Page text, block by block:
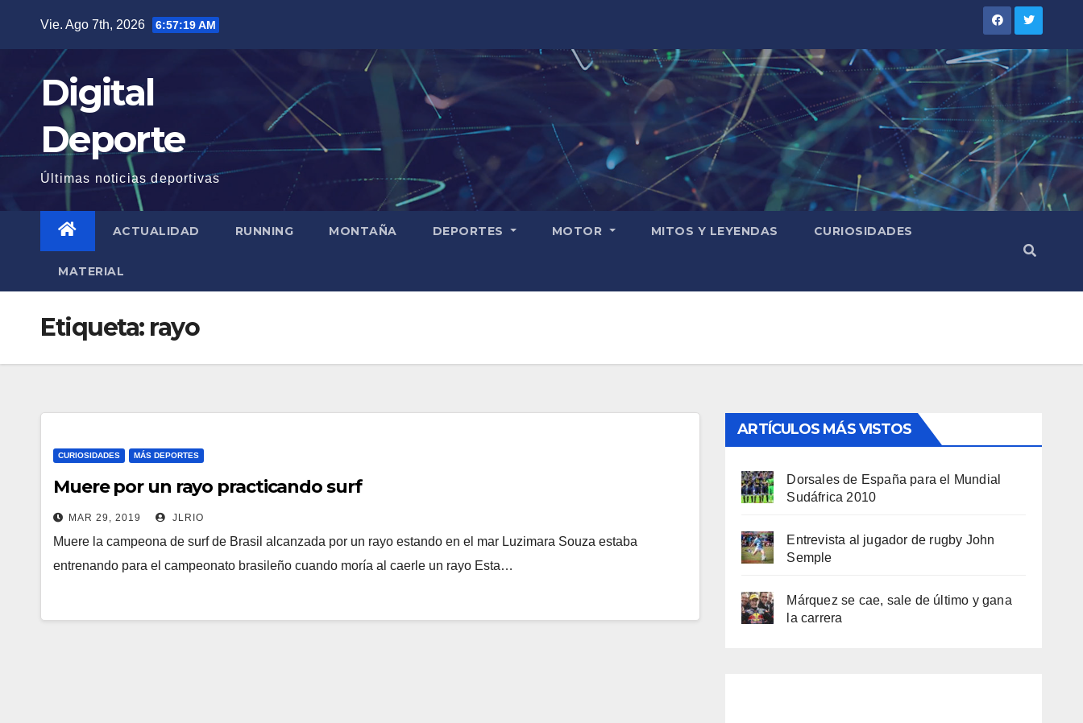
contenido
Vie. Ago 7th, 2026 6:57:19 AM
Digital
Deporte
Últimas noticias deportivas
ACTUALIDAD RUNNING MONTAÑA DEPORTES MOTOR MITOS Y LEYENDAS CURIOSIDADES
MATERIAL
Etiqueta: rayo
CURIOSIDADES MÁS DEPORTES
Muere por un rayo practicando surf
MAR 29, 2019 JLRIO
Muere la campeona de surf de Brasil alcanzada por un rayo estando en el mar Luzimara Souza estaba
entrenando para el campeonato brasileño cuando moría al caerle un rayo Esta…
ARTÍCULOS MÁS VISTOS
Dorsales de España para el Mundial
Sudáfrica 2010
Entrevista al jugador de rugby John
Semple
Márquez se cae, sale de último y gana
la carrera